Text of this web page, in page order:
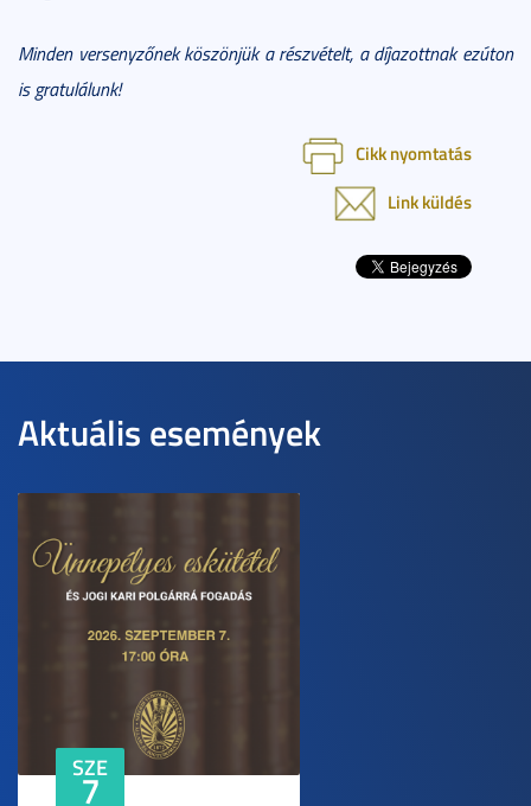
Minden versenyzőnek köszönjük a részvételt, a díjazottnak ezúton
is gratulálunk!
Cikk nyomtatás
Link küldés
Aktuális események
SZE
7